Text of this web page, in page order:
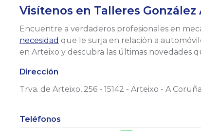
Visítenos en Talleres González
Encuentre a verdaderos profesionales en
necesidad que le surja en relación a
en Arteixo y descubra las últimas novedades
Dirección
Trva. de Arteixo, 256 - 15142 - Arteixo - A Coruña
Teléfonos